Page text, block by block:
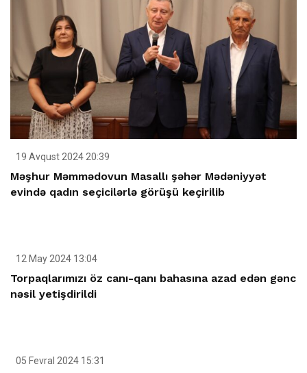
19 Avqust 2024 20:39
Məşhur Məmmədovun Masallı şəhər Mədəniyyət
evində qadın seçicilərlə görüşü keçirilib
12 May 2024 13:04
Torpaqlarımızı öz canı-qanı bahasına azad edən gənc
nəsil yetişdirildi
05 Fevral 2024 15:31